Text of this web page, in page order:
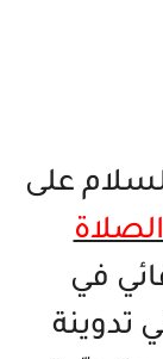
على
في
تدوينة